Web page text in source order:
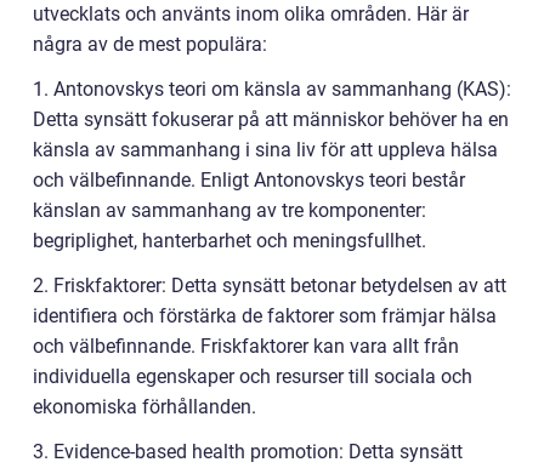
utvecklats och använts inom olika områden. Här är
några av de mest populära:
1. Antonovskys teori om känsla av sammanhang (KAS):
Detta synsätt fokuserar på att människor behöver ha en
känsla av sammanhang i sina liv för att uppleva hälsa
och välbefinnande. Enligt Antonovskys teori består
känslan av sammanhang av tre komponenter:
begriplighet, hanterbarhet och meningsfullhet.
2. Friskfaktorer: Detta synsätt betonar betydelsen av att
identifiera och förstärka de faktorer som främjar hälsa
och välbefinnande. Friskfaktorer kan vara allt från
individuella egenskaper och resurser till sociala och
ekonomiska förhållanden.
3. Evidence-based health promotion: Detta synsätt